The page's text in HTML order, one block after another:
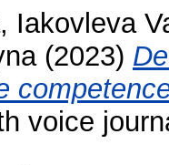
, Iakovleva
(2023)
voice